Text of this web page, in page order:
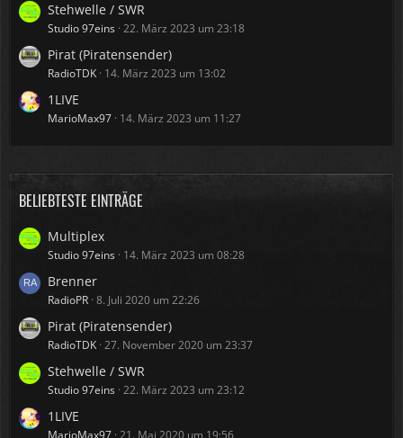
Stehwelle / SWR
Studio 97eins 22. März 2023 um 23:18
Pirat (Piratensender)
RadioTDK 14. März 2023 um 13:02
1LIVE
MarioMax97 14. März 2023 um 11:27
BELIEBTESTE EINTRÄGE
Multiplex
Studio 97eins 14. März 2023 um 08:28
Brenner
RadioPR 8. Juli 2020 um 22:26
Pirat (Piratensender)
RadioTDK 27. November 2020 um 23:37
Stehwelle / SWR
Studio 97eins 22. März 2023 um 23:12
1LIVE
MarioMax97 21. Mai 2020 um 19:56